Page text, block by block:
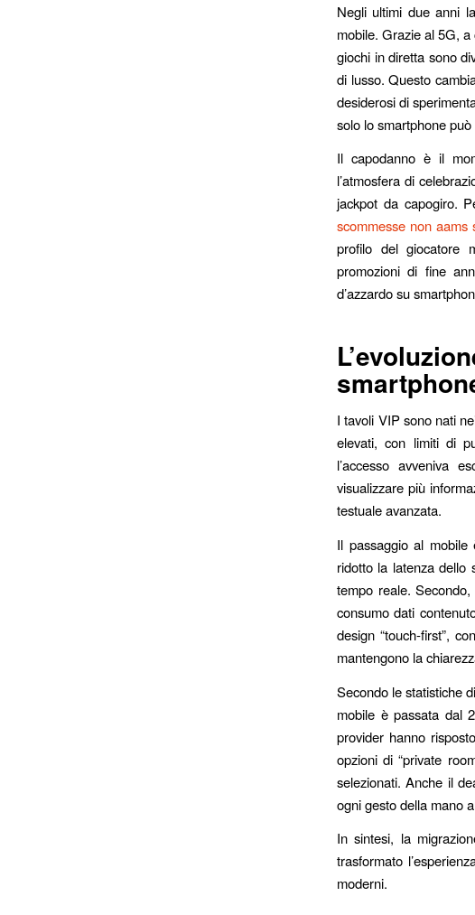
Negli ultimi due anni
mobile. Grazie al 5G,
giochi in diretta sono
di lusso. Questo
desiderosi di
solo lo smartphone può
Il capodanno è il
l’atmosfera di
jackpot da capogiro.
scommesse non aams
profilo del giocatore
promozioni di fine
d’azzardo su
I tavoli VIP sono nati
elevati, con limiti di
l’accesso avveniva
visualizzare più
testuale avanzata.
Il passaggio al
ridotto la latenza dello
tempo reale.
consumo dati
design “touch‑first”,
mantengono la
Secondo le statistiche
mobile è passata dal
provider hanno
opzioni di “private
selezionati. Anche il
ogni gesto della mano
In sintesi, la
trasformato
moderni.